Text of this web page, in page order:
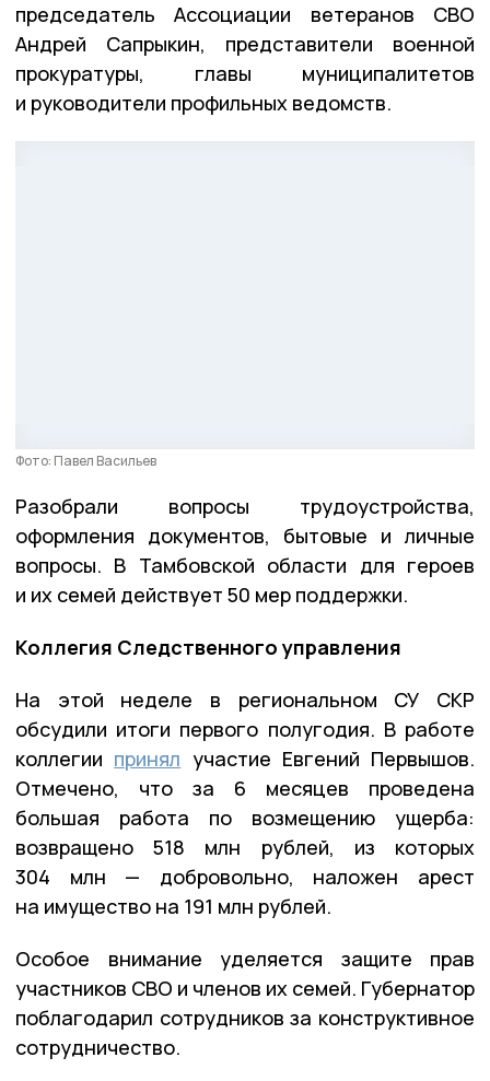
председатель Ассоциации ветеранов СВО
Андрей Сапрыкин, представители военной
прокуратуры, главы муниципалитетов
и руководители профильных ведомств.
Фото: Павел Васильев
Разобрали вопросы трудоустройства,
оформления документов, бытовые и личные
вопросы. В Тамбовской области для героев
и их семей действует 50 мер поддержки.
Коллегия Следственного управления
На этой неделе в региональном СУ СКР
обсудили итоги первого полугодия. В работе
коллегии принял участие Евгений Первышов.
Отмечено, что за 6 месяцев проведена
большая работа по возмещению ущерба:
возвращено 518 млн рублей, из которых
304 млн — добровольно, наложен арест
на имущество на 191 млн рублей.
Особое внимание уделяется защите прав
участников СВО и членов их семей. Губернатор
поблагодарил сотрудников за конструктивное
сотрудничество.